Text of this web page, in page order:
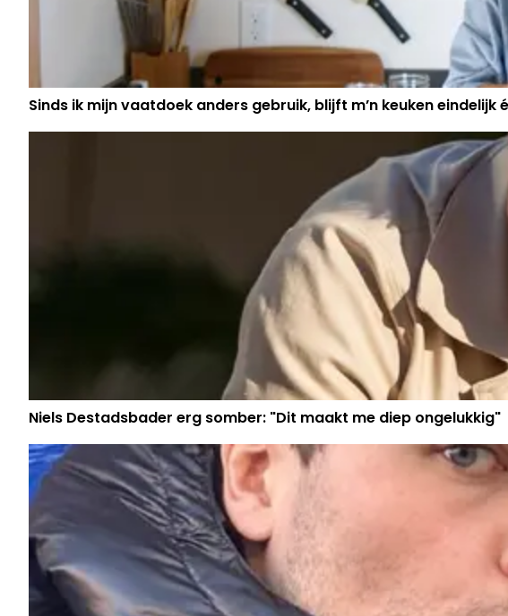
Sinds ik mijn vaatdoek anders gebruik, blijft m’n keuken eindelijk
Niels Destadsbader erg somber: "Dit maakt me diep ongelukkig"